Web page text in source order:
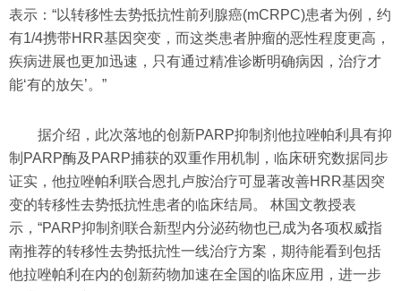
表示：“以转移性去势抵抗性前列腺癌(mCRPC)患者为例，约
有1/4携带HRR基因突变，而这类患者肿瘤的恶性程度更高，
疾病进展也更加迅速，只有通过精准诊断明确病因，治疗才
能‘有的放矢’。”
据介绍，此次落地的创新PARP抑制剂他拉唑帕利具有抑
制PARP酶及PARP捕获的双重作用机制，临床研究数据同步
证实，他拉唑帕利联合恩扎卢胺治疗可显著改善HRR基因突
变的转移性去势抵抗性患者的临床结局。 林国文教授表
示，“PARP抑制剂联合新型内分泌药物也已成为各项权威指
南推荐的转移性去势抵抗性一线治疗方案，期待能看到包括
他拉唑帕利在内的创新药物加速在全国的临床应用，进一步